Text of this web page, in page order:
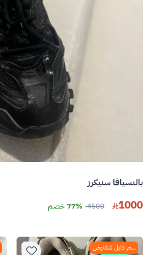
بالنسياقا سنيكرز
1000
4500 77% خصم
سعر قابل للتفاوض